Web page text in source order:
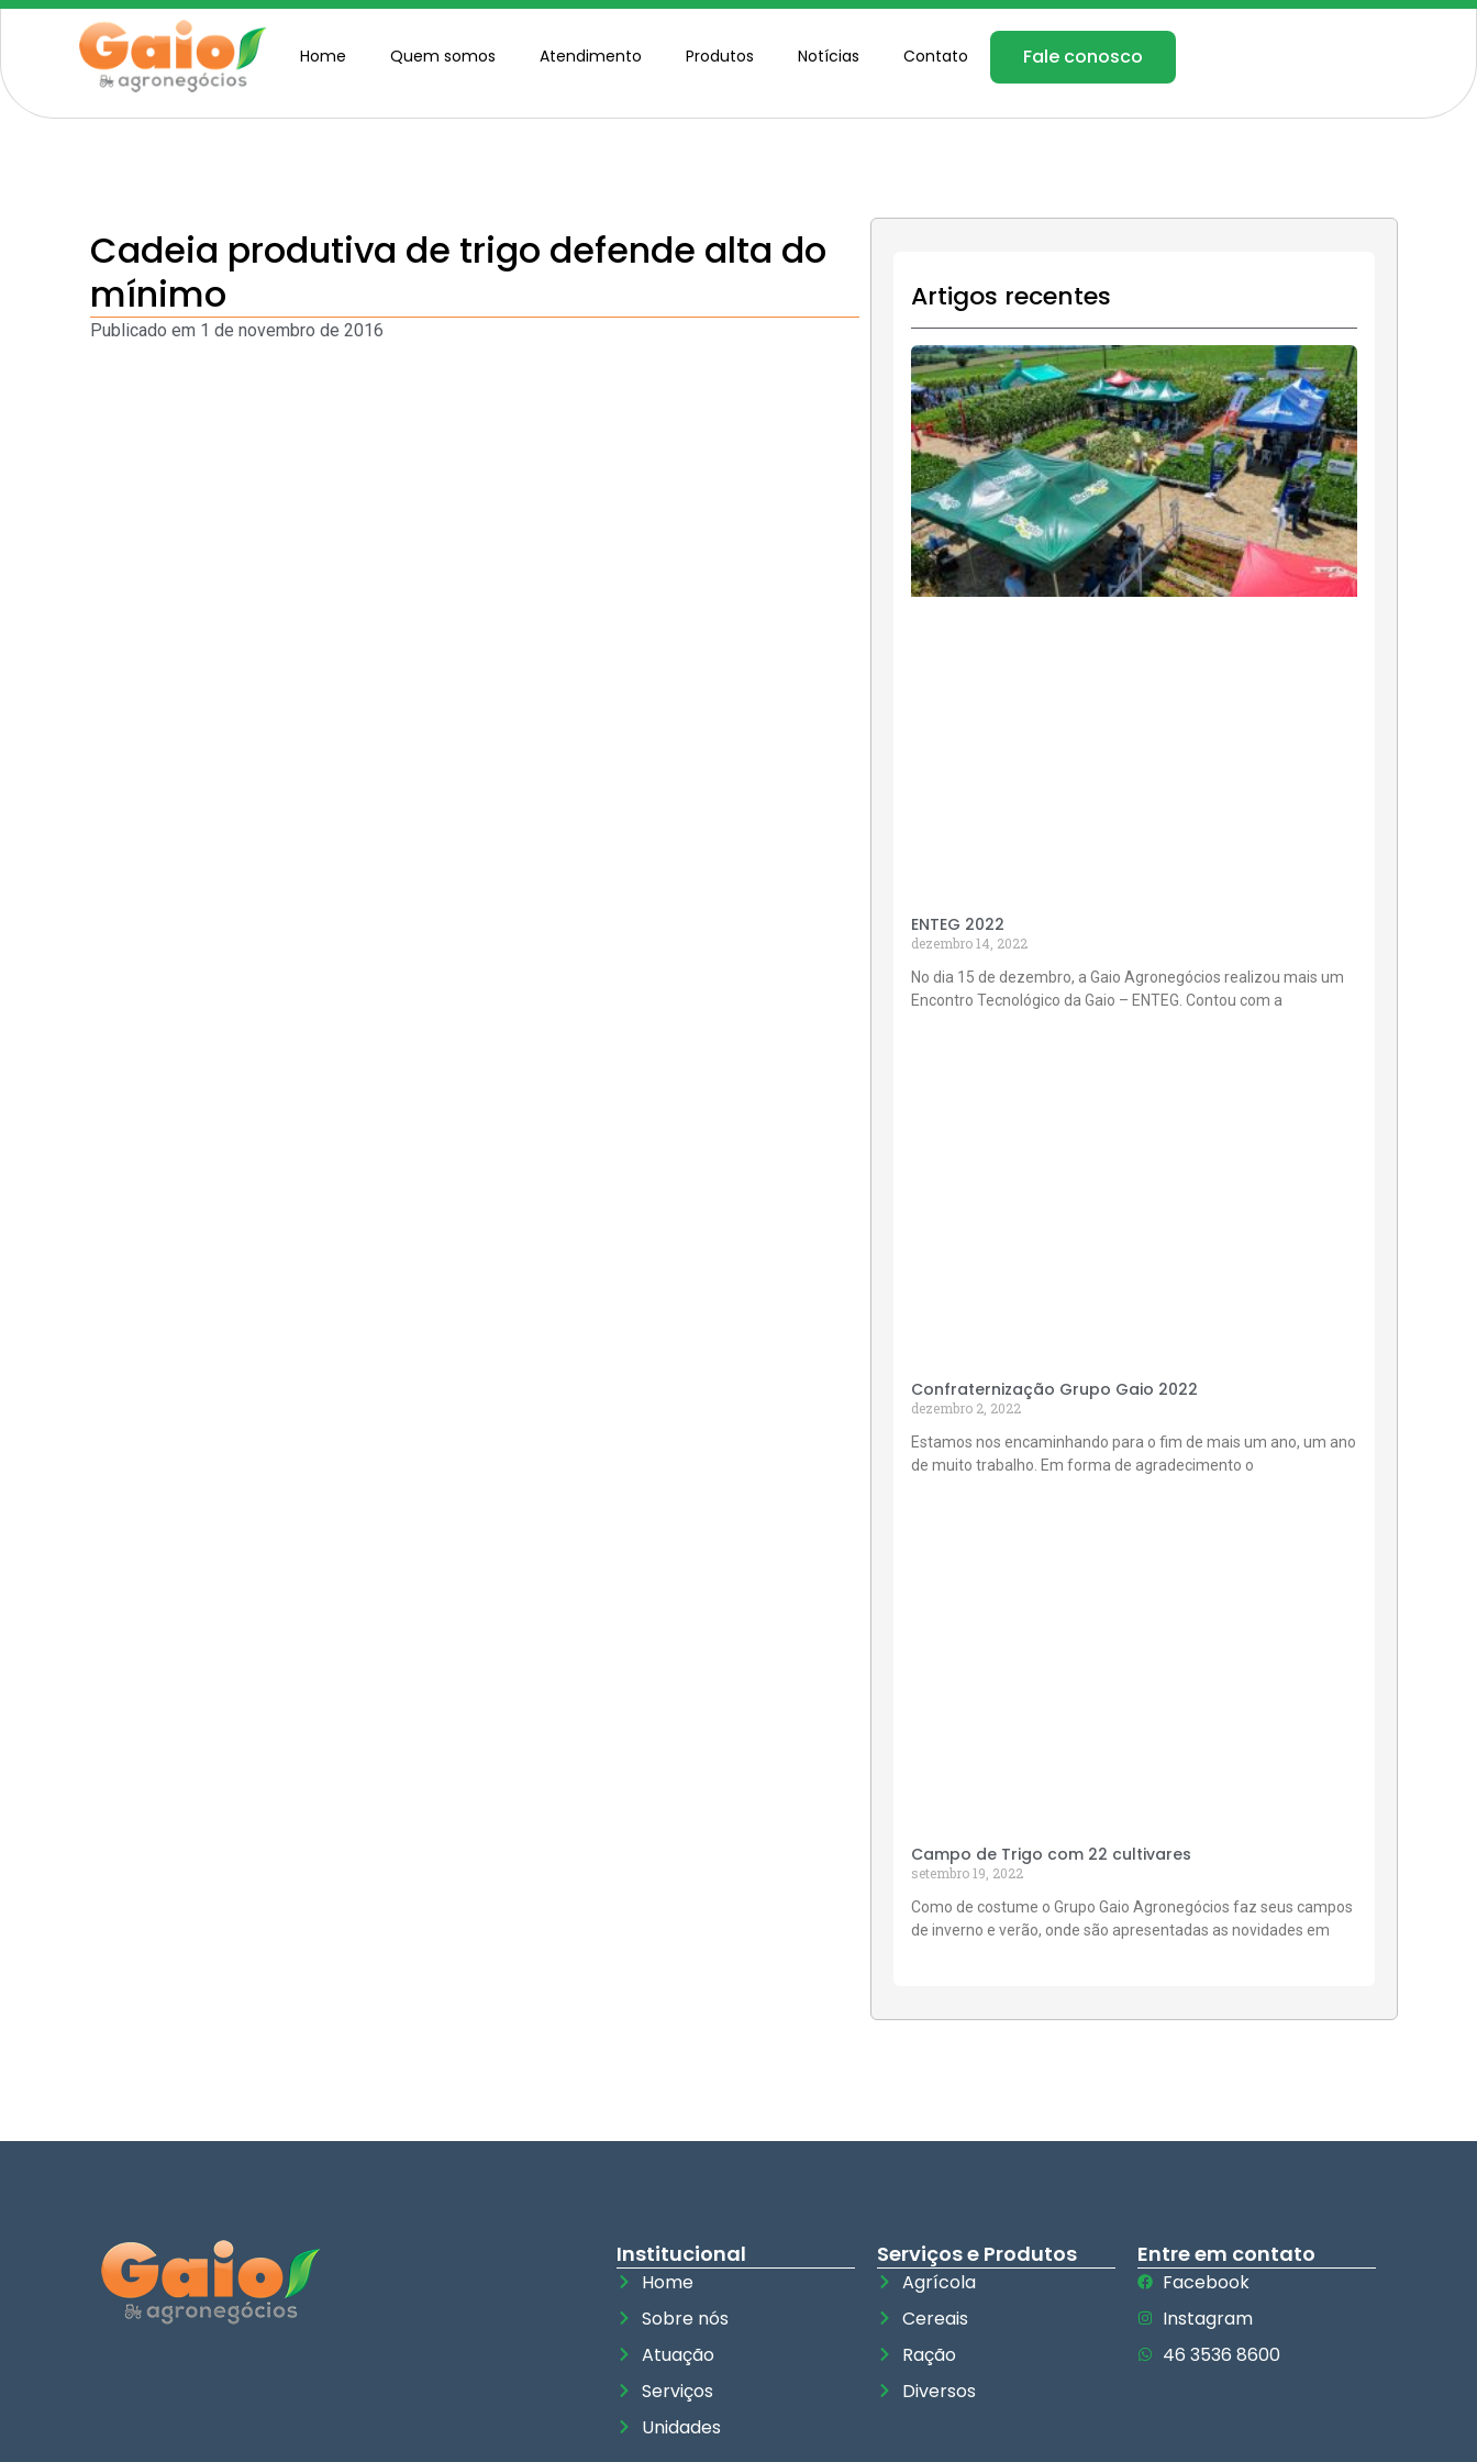
Home Quem somos Atendimento Produtos Notícias Contato Fale conosco
Cadeia produtiva de trigo defende alta do
mínimo
Publicado em 1 de novembro de 2016
Artigos recentes
ENTEG 2022
dezembro 14, 2022
No dia 15 de dezembro, a Gaio Agronegócios realizou mais um
Encontro Tecnológico da Gaio – ENTEG. Contou com a
Confraternização Grupo Gaio 2022
dezembro 2, 2022
Estamos nos encaminhando para o fim de mais um ano, um ano
de muito trabalho. Em forma de agradecimento o
Campo de Trigo com 22 cultivares
setembro 19, 2022
Como de costume o Grupo Gaio Agronegócios faz seus campos
de inverno e verão, onde são apresentadas as novidades em
Institucional
Home
Sobre nós
Atuação
Serviços
Unidades
Serviços e Produtos
Agrícola
Cereais
Ração
Diversos
Entre em contato
Facebook
Instagram
46 3536 8600